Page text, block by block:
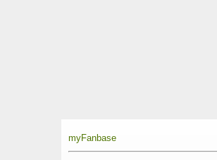
myFanbase